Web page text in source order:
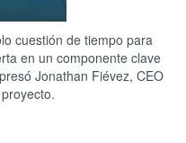
cuestión de tiempo para
en un componente clave
Jonathan Fiévez, CEO